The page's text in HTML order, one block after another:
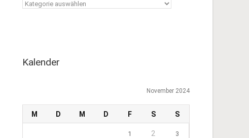
Kalender
November 2024
M D M D F S S
1 2 3